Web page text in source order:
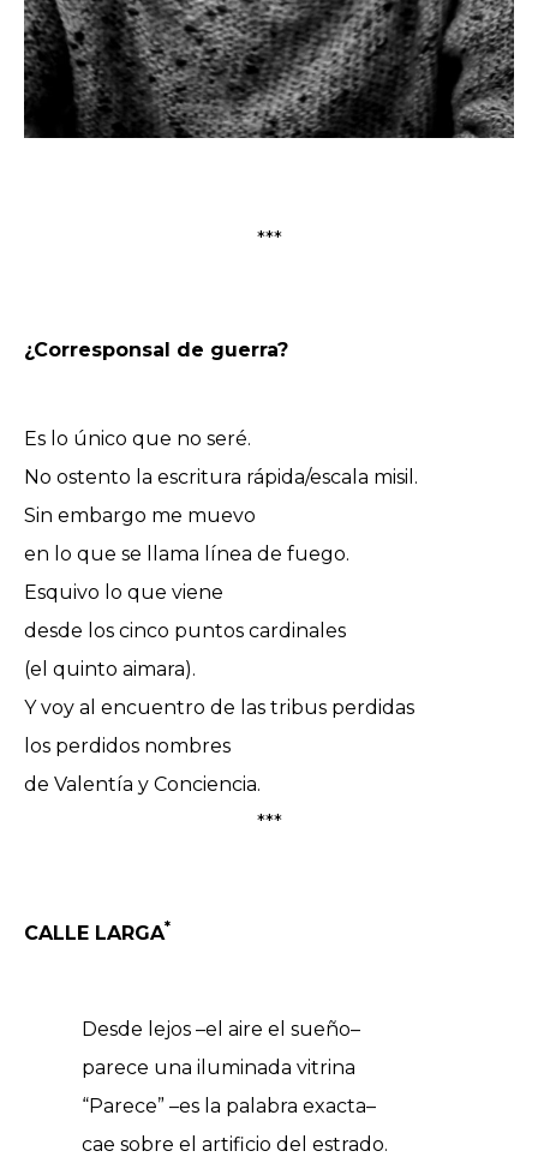
***
¿Corresponsal de guerra?
Es lo único que no seré.
No ostento la escritura rápida/escala misil.
Sin embargo me muevo
en lo que se llama línea de fuego.
Esquivo lo que viene
desde los cinco puntos cardinales
(el quinto aimara).
Y voy al encuentro de las tribus perdidas
los perdidos nombres
de Valentía y Conciencia.
***
CALLE LARGA*
Desde lejos –el aire el sueño–
parece una iluminada vitrina
“Parece” –es la palabra exacta–
cae sobre el artificio del estrado.